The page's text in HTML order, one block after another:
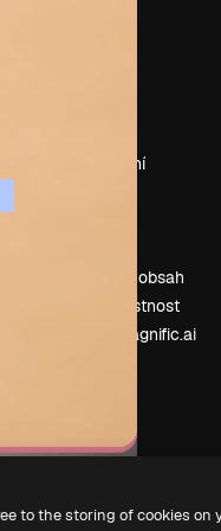
vyhledávání
Prodávejte obsah
Tisková místnost
Hledáte magnific.ai
to the storing of cookies on